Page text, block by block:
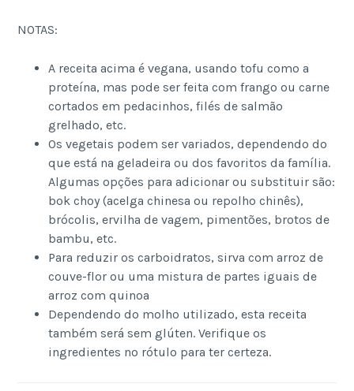
NOTAS:
A receita acima é vegana, usando tofu como a
proteína, mas pode ser feita com frango ou carne
cortados em pedacinhos, filés de salmão
grelhado, etc.
Os vegetais podem ser variados, dependendo do
que está na geladeira ou dos favoritos da família.
Algumas opções para adicionar ou substituir são:
bok choy (acelga chinesa ou repolho chinês),
brócolis, ervilha de vagem, pimentões, brotos de
bambu, etc.
Para reduzir os carboidratos, sirva com arroz de
couve-flor ou uma mistura de partes iguais de
arroz com quinoa
Dependendo do molho utilizado, esta receita
também será sem glúten. Verifique os
ingredientes no rótulo para ter certeza.